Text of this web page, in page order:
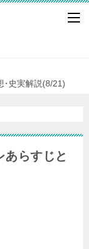
･史実解説(8/21)
あらすじと